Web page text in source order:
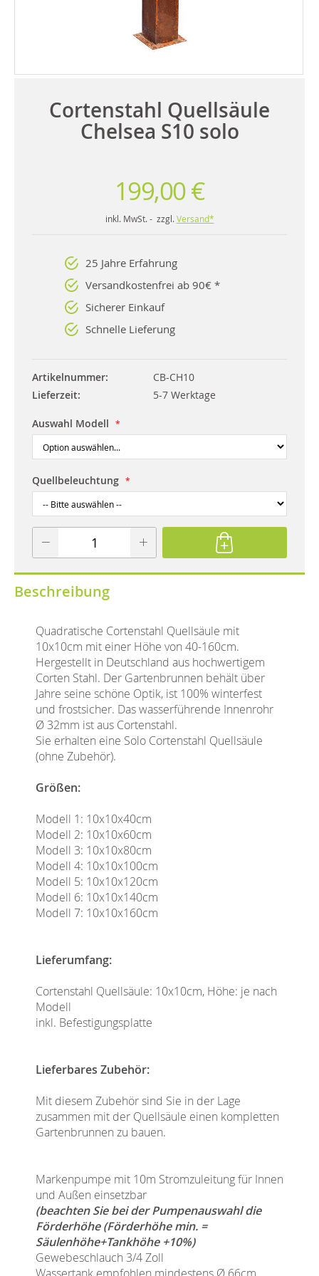
Cortenstahl Quellsäule
Chelsea S10 solo
199,00 €
inkl. MwSt. - zzgl. Versand*
25 Jahre Erfahrung
Versandkostenfrei ab 90€ *
Sicherer Einkauf
Schnelle Lieferung
Artikelnummer
CB-CH10
Lieferzeit
5-7 Werktage
Auswahl Modell
Quellbeleuchtung
Beschreibung
Quadratische Cortenstahl Quellsäule mit
10x10cm mit einer Höhe von 40-160cm.
Hergestellt in Deutschland aus hochwertigem
Corten Stahl. Der Gartenbrunnen behält über
Jahre seine schöne Optik, ist 100% winterfest
und frostsicher. Das wasserführende Innenrohr
Ø 32mm ist aus Cortenstahl.
Sie erhalten eine Solo Cortenstahl Quellsäule
(ohne Zubehör).
Größen:
Modell 1: 10x10x40cm
Modell 2: 10x10x60cm
Modell 3: 10x10x80cm
Modell 4: 10x10x100cm
Modell 5: 10x10x120cm
Modell 6: 10x10x140cm
Modell 7: 10x10x160cm
Lieferumfang:
Cortenstahl Quellsäule: 10x10cm, Höhe: je nach
Modell
inkl. Befestigungsplatte
Lieferbares Zubehör:
Mit diesem Zubehör sind Sie in der Lage
zusammen mit der Quellsäule einen kompletten
Gartenbrunnen zu bauen.
Markenpumpe mit 10m Stromzuleitung für Innen
und Außen einsetzbar
(beachten Sie bei der Pumpenauswahl die
Förderhöhe (Förderhöhe min. =
Säulenhöhe+Tankhöhe +10%)
Gewebeschlauch 3/4 Zoll